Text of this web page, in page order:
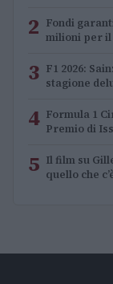
2 Fondi
milioni per il
3 F1 2026:
stagione
4 Formula 1
Premio di
5 Il film su
quello che